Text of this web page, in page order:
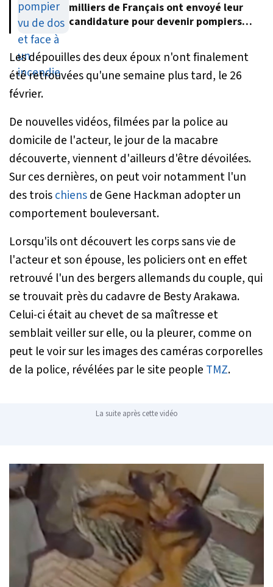
milliers de Français ont envoyé leur
candidature pour devenir pompiers
Les dépouilles des deux époux n'ont finalement
été retrouvées qu'une semaine plus tard, le 26
février.
De nouvelles vidéos, filmées par la police au
domicile de l'acteur, le jour de la macabre
découverte, viennent d'ailleurs d'être dévoilées.
Sur ces dernières, on peut voir notamment l'un
des troischiensde Gene Hackman adopter un
comportement bouleversant.
Lorsqu'ils ont découvert les corps sans vie de
l'acteur et son épouse, les policiers ont en effet
retrouvé l'un des bergers allemands du couple, qui
se trouvait près du cadavre de Besty Arakawa.
Celui-ci était au chevet de sa maîtresse et
semblait veiller sur elle, ou la pleurer, comme on
peut le voir sur les images des caméras corporelles
de la police, révélées par le site people TMZ.
La suite après cette vidéo